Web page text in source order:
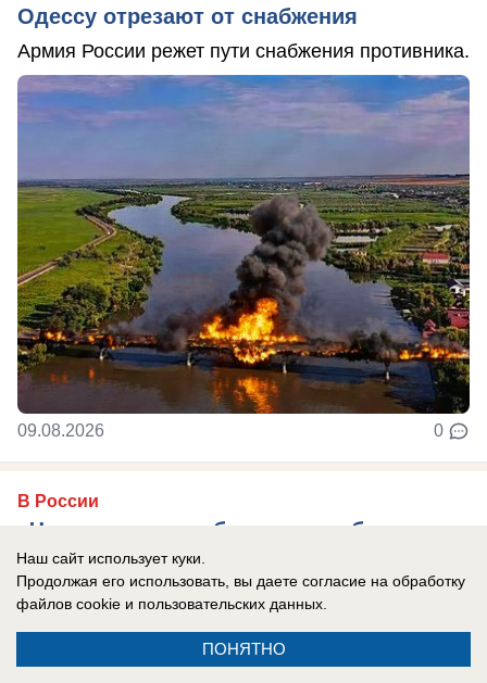
Одессу отрезают от снабжения
Армия России режет пути снабжения противника.
09.08.2026 0
В России
«Что сделать, чтобы помочь убивать
больше русских?»: скандал на пресс-
конференции Вучича и Зеленского
Вопрос немецкого журналиста показал истинное
Наш сайт использует куки.
Продолжая его использовать, вы даете согласие на обработку
файлов cookie и пользовательских данных.
ПОНЯТНО